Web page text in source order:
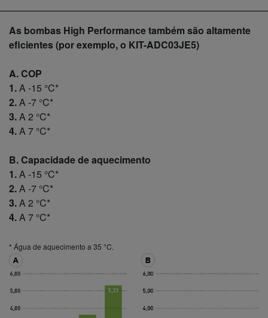
As bombas High Performance também são altamente
eficientes (por exemplo, o KIT-ADC03JE5)
A. COP
1.A -15 °C*
2.A -7 °C*
3.A 2 °C*
4.A 7 °C*
B. Capacidade de aquecimento
1.A -15 °C*
2.A -7 °C*
3.A 2 °C*
4.A 7 °C*
* Água de aquecimento a 35 °C.